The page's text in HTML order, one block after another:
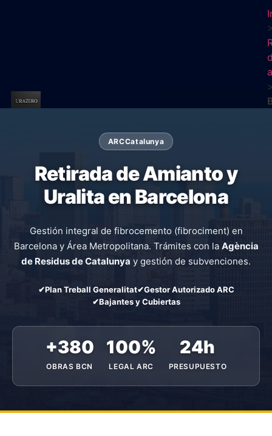
ARCCatalunya
Retirada deAmiantoy
Uralitaen Barcelona
Gestión integral de fibrocemento (fibrociment) en
Barcelona y Área Metropolitana. Trámites con la Agència
de Residus de Catalunya y gestión de subvenciones.
✔Plan Treball Generalitat✔Gestor Autorizado ARC
✔Bajantes y Cubiertas
+380
OBRAS BCN
100%
LEGAL ARC
24h
PRESUPUESTO